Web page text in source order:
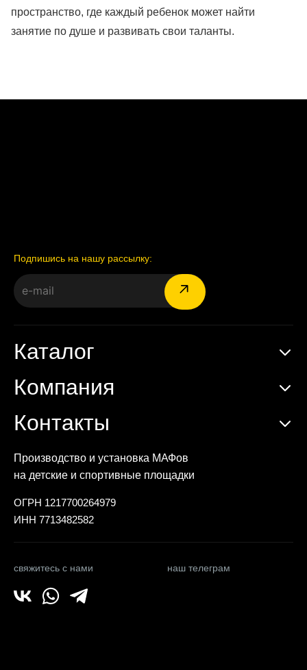
пространство, где каждый ребенок может найти
занятие по душе и развивать свои таланты.
Подпишись на нашу рассылку:
Производство и установка МАФов
на детские и спортивные площадки
ОГРН 1217700264979
ИНН 7713482582
свяжитесь с нами наш телеграм
Каталог
Компания
Контакты